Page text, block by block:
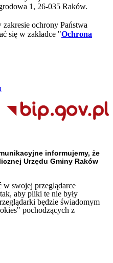
1, 26-035 Raków.
ochrony Państwa
się w zakładce "Ochrona
informujemy, że
Urzędu Gminy Raków
swojej przeglądarce
aby pliki te nie były
będzie świadomym
pochodzących z